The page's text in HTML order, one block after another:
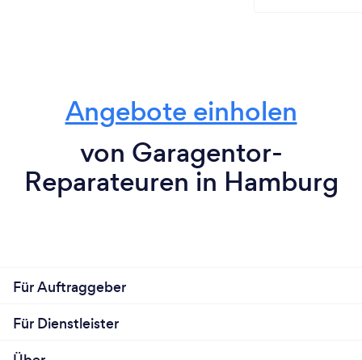
Angebote einholen
von Garagentor-
Reparateuren in Hamburg
Für Auftraggeber
Für Dienstleister